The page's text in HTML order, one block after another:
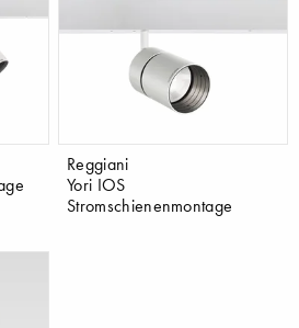
Reggiani
Yori IOS
Stromschienenmontage